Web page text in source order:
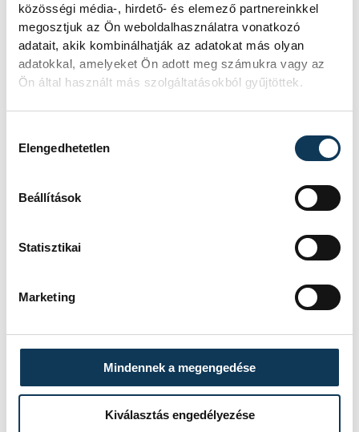
közösségi média-, hirdető- és elemező partnereinkkel
megosztjuk az Ön weboldalhasználatra vonatkozó
adatait, akik kombinálhatják az adatokat más olyan
adatokkal, amelyeket Ön adott meg számukra vagy az
Ön által használt más szolgáltatásokból gyűjtöttek.
Elengedhetetlen
Beállítások
Statisztikai
Marketing
Mindennek a megengedése
Kiválasztás engedélyezése
SOROZAT FÉRFI KÉZILABDA NB I,
DÖNTŐ, 2025/26
HAZAI
OTP BANK-PICK SZEGED
VENDÉG
ONE VESZPRÉM
IDŐPONT
2026. JÚNIUS 2. 19:00
HELYSZÍN
SZEGED, PICK ARÉNA
EREDMÉNY
34-36
RÉSZLETEK